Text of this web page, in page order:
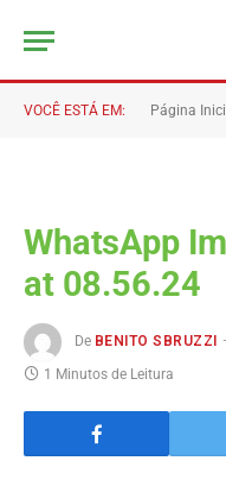
VOCÊ ESTÁ EM: Página
WhatsApp
at 08.56.24
De BENITO SBRUZZI
1 Minutos de Leitura